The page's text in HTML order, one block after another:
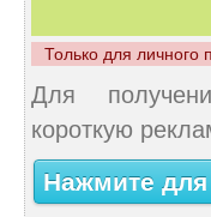
Только для личного
Для
короткую
Нажмите